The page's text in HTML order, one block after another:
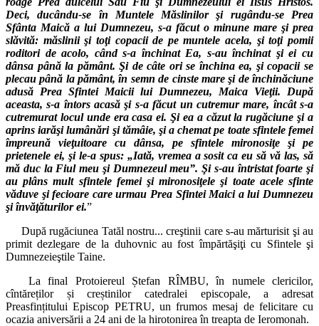
Deci, ducându-se în Muntele Măslinilor şi rugându-se Prea
Sfânta Maică a lui Dumnezeu, s-a făcut o minune mare şi prea
slăvită: măslinii şi toţi copacii de pe muntele acela, şi toţi pomii
roditori de acolo, când s-a închinat Ea, s-au închinat şi ei cu
dânsa până la pământ. Şi de câte ori se închina ea, şi copacii se
plecau până la pământ, în semn de cinste mare şi de închinăciune
adusă Prea Sfintei Maicii lui Dumnezeu, Maica Vieţii. După
aceasta, s-a întors acasă şi s-a făcut un cutremur mare, încât s-a
cutremurat locul unde era casa ei. Şi ea a căzut la rugăciune şi a
aprins iarăşi lumânări şi tămâie, şi a chemat pe toate sfintele femei
împreună vieţuitoare cu dânsa, pe sfintele mironosiţe şi pe
prietenele ei, şi le-a spus: „Iată, vremea a sosit ca eu să vă las, să
mă duc la Fiul meu şi Dumnezeul meu”. Şi s-au întristat foarte şi
au plâns mult sfintele femei şi mironosiţele şi toate acele sfinte
văduve şi fecioare care urmau Prea Sfintei Maici a lui Dumnezeu
şi învăţăturilor ei.”
După rugăciunea Tatăl nostru... creştinii care s-au mărturisit şi au
primit dezlegare de la duhovnic au fost împărtăşiţi cu Sfintele şi
Dumnezeieştile Taine.
La final Protoiereul Ștefan RÎMBU, în numele clericilor,
cîntăreților și creștinilor catedralei episcopale, a adresat
Preasfințitului Episcop PETRU, un frumos mesaj de felicitare cu
ocazia aniversării a 24 ani de la hirotonirea în treapta de Ieromonah.